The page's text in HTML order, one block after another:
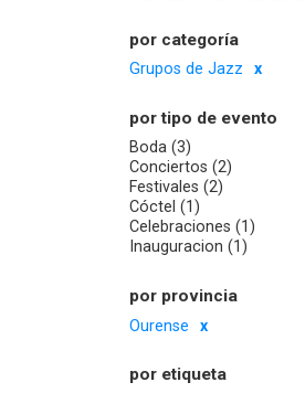
por categoría
Grupos de Jazz
por tipo de evento
Boda (3)
Conciertos (2)
Festivales (2)
Cóctel (1)
Celebraciones (1)
Inauguracion (1)
por provincia
Ourense
por etiqueta